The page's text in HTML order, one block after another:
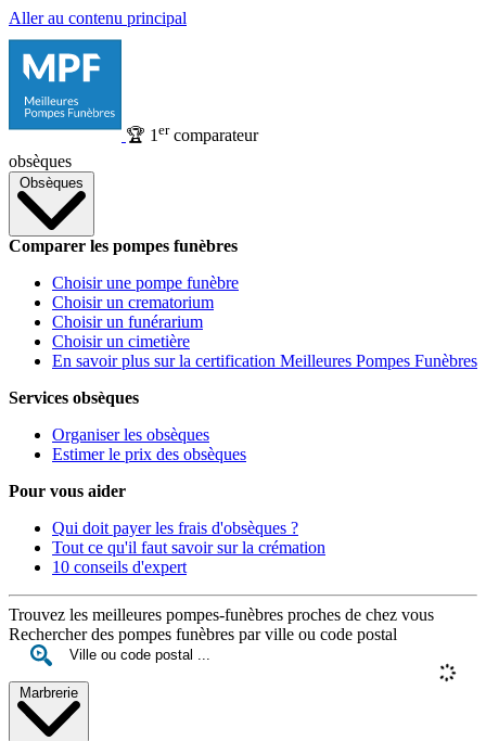
Aller au contenu principal
🏆 1 ercomparateur
obsèques
Obsèques
Comparer les pompes funèbres
Choisir une pompe funèbre
Choisir un crematorium
Choisir un funérarium
Choisir un cimetière
En savoir plus sur la certification Meilleures Pompes Funèbres
Services obsèques
Organiser les obsèques
Estimer le prix des obsèques
Pour vous aider
Qui doit payer les frais d'obsèques ?
Tout ce qu'il faut savoir sur la crémation
10 conseils d'expert
Trouvez les meilleures pompes-funèbres proches de chez vous
Rechercher des pompes funèbres par ville ou code postal
Marbrerie